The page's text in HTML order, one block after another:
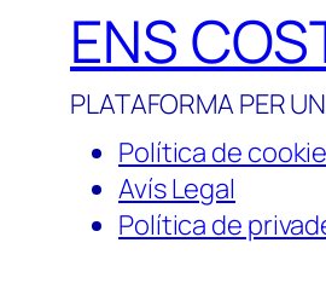
ENS
PLATAFORMA PER
Política de
Avís Legal
Política de